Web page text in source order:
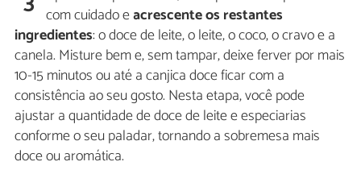
com cuidado eacrescente os restantes
ingredientes: o doce de leite, o leite, o coco, o cravo e a
canela. Misture bem e, sem tampar, deixe ferver por mais
10-15 minutos ou até a canjica doce ficar com a
consistência ao seu gosto. Nesta etapa, você pode
ajustar a quantidade de doce de leite e especiarias
conforme o seu paladar, tornando a sobremesa mais
doce ou aromática.